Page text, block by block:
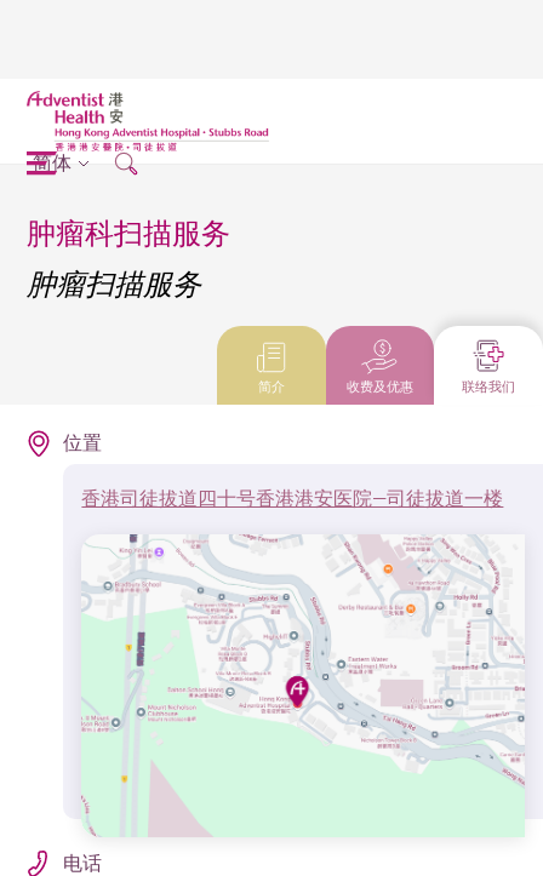
简体
肿瘤科扫描服务
肿瘤扫描服务
简介 收费及优惠 联络我们
位置
香港司徒拔道四十号香港港安医院—司徒拔道一楼
电话